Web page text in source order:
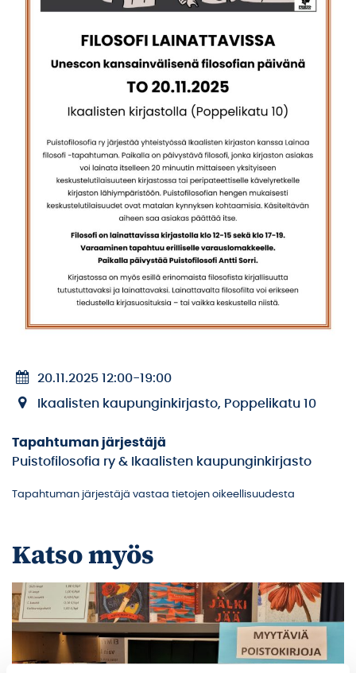
20.11.2025 12:00-19:00
Ikaalisten kaupunginkirjasto, Poppelikatu 10
Tapahtuman järjestäjä
Puistofilosofia ry & Ikaalisten kaupunginkirjasto
Tapahtuman järjestäjä vastaa tietojen oikeellisuudesta
Katso myös